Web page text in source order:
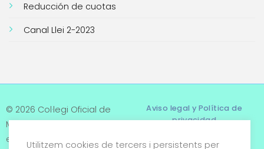
Reducción de cuotas
Canal Llei 2-2023
© 2026 Col·legi Oficial de
Metges de Tarragona. Tots
els drets reservats
Aviso legal y Política de
privacidad
Términos y condiciones
Utilitzem cookies de tercers i persistents per